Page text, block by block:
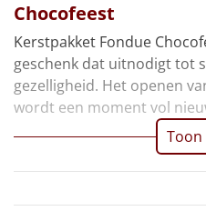
Alle artikelen
Overige
Ideeën
Chocofeest
Kerstpakket Fondue
geschenk dat uitnodigt tot
gezelligheid. Het openen
wordt een moment vol